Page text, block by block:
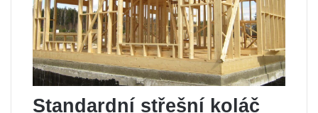
Standardní střešní koláč